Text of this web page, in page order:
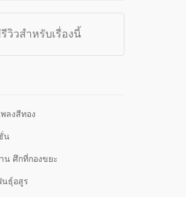
วิวสำหรับเรื่องนี้
ลงสีทอง
น
น ศึกที่กองขยะ
ธุ์อสูร